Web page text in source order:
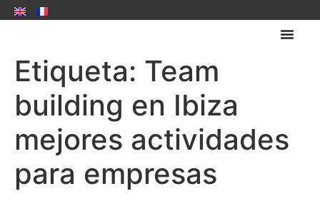
Etiqueta: Team
building en Ibiza
mejores actividades
para empresas